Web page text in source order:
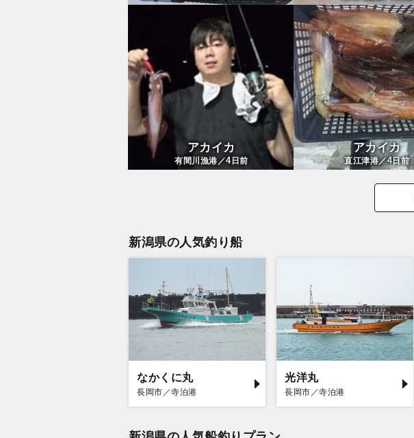
アカイカ
有間川漁港／4日前
アカイカ
直江津港／4日前
新潟県の人気釣り船
なかくに丸
長岡市／寺泊港
光洋丸
長岡市／寺泊港